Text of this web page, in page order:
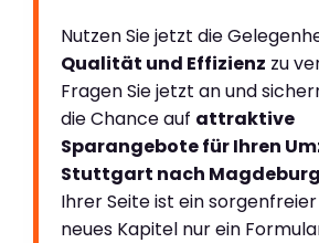
Nutzen Sie jetzt die
Qualität und Effizienz zu
Fragen Sie jetzt an und
die Chance auf attraktive
Sparangebote für Ihren
Stuttgart nach Magdeburg
Ihrer Seite ist ein
neues Kapitel nur ein